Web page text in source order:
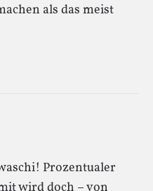
als das meist
Prozentualer